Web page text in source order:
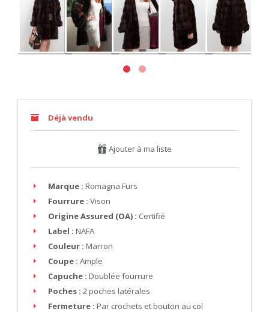
Déjà vendu
Ajouter à ma liste
Marque : Romagna Furs
Fourrure : Vison
Origine Assured (OA) : Certifié
Label : NAFA
Couleur : Marron
Coupe : Ample
Capuche : Doublée fourrure
Poches : 2 poches latérales
Fermeture : Par crochets et bouton au col